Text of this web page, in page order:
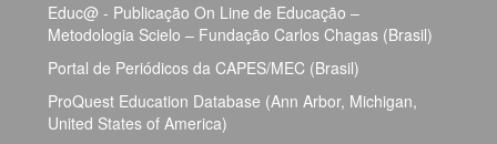
Educ@ - Publicação On Line de Educação –
Metodologia Scielo – Fundação Carlos Chagas (Brasil)
Portal de Periódicos da CAPES/MEC (Brasil)
ProQuest Education Database (Ann Arbor, Michigan,
United States of America)